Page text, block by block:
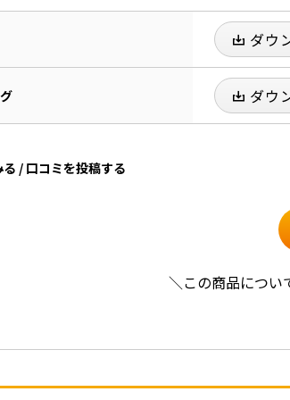
ダウ
ダウ
/ 口コミを投稿する
＼この商品につい